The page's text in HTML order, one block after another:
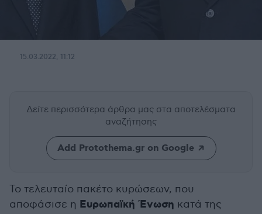
15.03.2022, 11:12
Δείτε περισσότερα άρθρα μας στα αποτελέσματα
αναζήτησης
Add Protothema.gr on Google
Το τελευταίο πακέτο κυρώσεων, που
αποφάσισε η Ευρωπαϊκή Ένωση κατά της